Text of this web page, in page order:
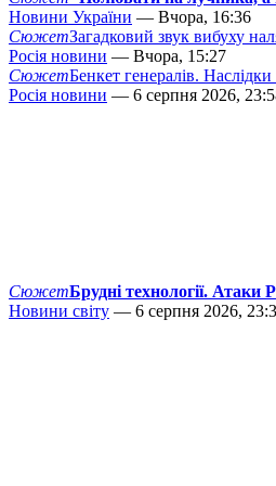
Новини України — Вчора, 16:36
СюжетЗагадковий звук вибуху
Росія новини — Вчора, 15:27
СюжетБенкет генералів.
Росія новини — 6 серпня 2026,
СюжетБрудні технології.
Новини світу — 6 серпня 2026,